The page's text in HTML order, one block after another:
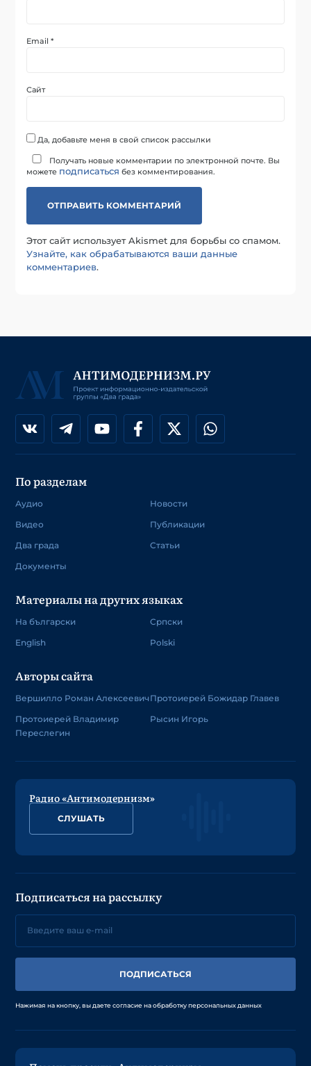
Email*
Сайт
Да, добавьте меня в свой список рассылки
Получать новые комментарии по электронной почте. Вы
можете подписаться без комментирования.
Этот сайт использует Akismet для борьбы со спамом.
Узнайте, как обрабатываются ваши данные
комментариев.
По разделам
Аудио
Видео
Два града
Документы
Новости
Публикации
Статьи
Материалы на других языках
На български
English
Српски
Polski
Авторы сайта
Вершилло Роман Алексеевич
Протоиерей Владимир
Переслегин
Протоиерей Божидар Главев
Рысин Игорь
Радио «Антимодернизм»
СЛУШАТЬ
Подписаться на рассылку
ПОДПИСАТЬСЯ
Нажимая на кнопку, вы даете согласие на обработку персональных данных